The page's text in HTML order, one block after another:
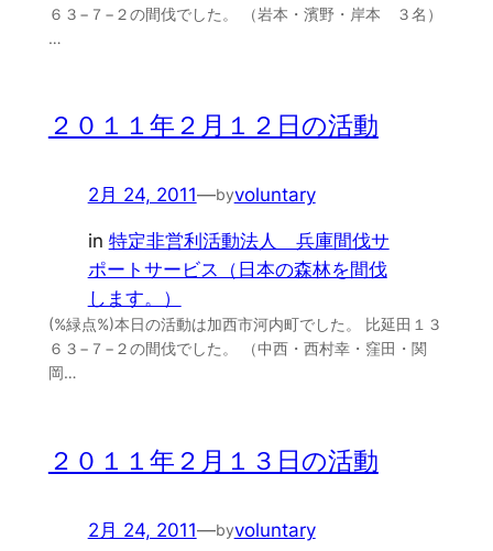
６３−７−２の間伐でした。 （岩本・濱野・岸本 ３名）
…
２０１１年２月１２日の活動
2月 24, 2011—byvoluntary
in 特定非営利活動法人 兵庫間伐サ
ポートサービス（日本の森林を間伐
します。）
(%緑点%)本日の活動は加西市河内町でした。 比延田１３
６３−７−２の間伐でした。 （中西・西村幸・窪田・関
岡…
２０１１年２月１３日の活動
2月 24, 2011—byvoluntary